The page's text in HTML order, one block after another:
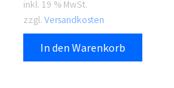
inkl. 19 % MwSt.
zzgl. Versandkosten
In den Warenkorb